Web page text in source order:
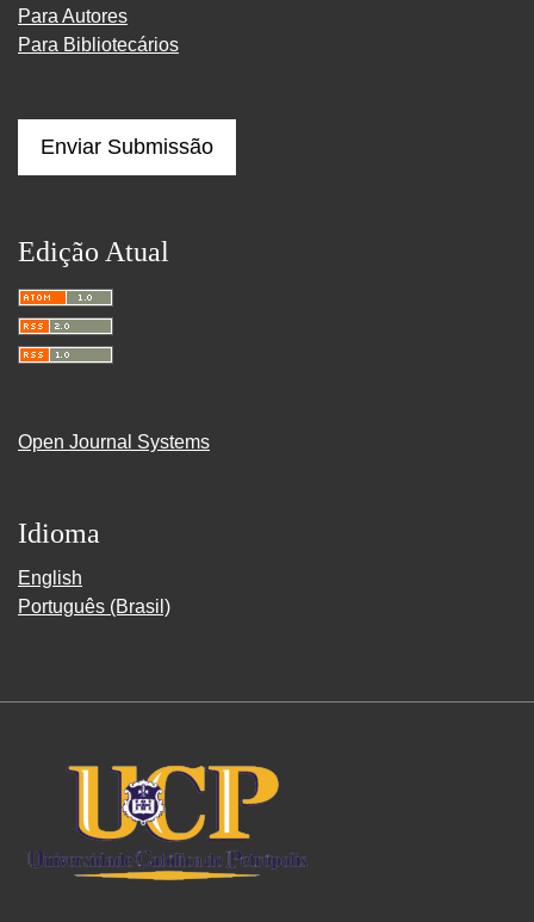
Para Autores
Para Bibliotecários
Enviar Submissão
Edição Atual
Open Journal Systems
Idioma
English
Português (Brasil)